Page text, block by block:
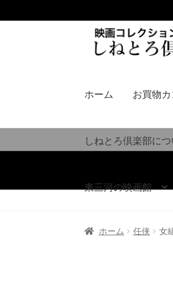
シ
へ
ス
ッ
ツ
キ
ッ
ホーム お買物
しねとろ倶楽部につ
東三河の映画館
ホーム 任侠 女